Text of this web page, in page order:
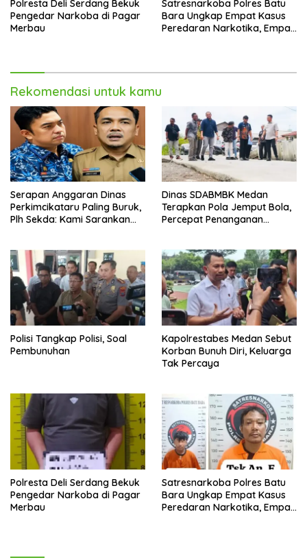
Polresta Deli Serdang Bekuk
Pengedar Narkoba di Pagar
Merbau
Satresnarkoba Polres Batu
Bara Ungkap Empat Kasus
Peredaran Narkotika, Empat
Rekomendasi untuk kamu
Serapan Anggaran Dinas
Perkimcikataru Paling Buruk,
Plh Sekda: Kami Sarankan
Dinas SDABMBK Medan
Terapkan Pola Jemput Bola,
Percepat Penanganan
Polisi Tangkap Polisi, Soal
Pembunuhan
Kapolrestabes Medan Sebut
Korban Bunuh Diri, Keluarga
Tak Percaya
Polresta Deli Serdang Bekuk
Pengedar Narkoba di Pagar
Merbau
Satresnarkoba Polres Batu
Bara Ungkap Empat Kasus
Peredaran Narkotika, Empat